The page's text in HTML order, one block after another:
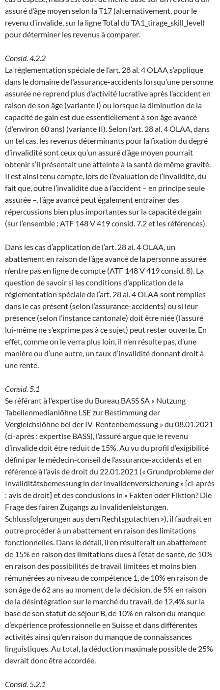
assuré d’âge moyen selon la T17 (alternativement, pour le
revenu d’invalide, sur la ligne Total du TA1_tirage_skill_level)
pour déterminer les revenus à comparer.
Consid. 4.2.2
La réglementation spéciale de l’art. 28 al. 4 OLAA s’applique
dans le domaine de l’assurance-accidents lorsqu’une personne
assurée ne reprend plus d’activité lucrative après l’accident en
raison de son âge (variante I) ou lorsque la diminution de la
capacité de gain est due essentiellement à son âge avancé
(d’environ 60 ans) (variante II). Selon l’art. 28 al. 4 OLAA, dans
un tel cas, les revenus déterminants pour la fixation du degré
d’invalidité sont ceux qu’un assuré d’âge moyen pourrait
obtenir s’il présentait une atteinte à la santé de même gravité.
Il est ainsi tenu compte, lors de l’évaluation de l’invalidité, du
fait que, outre l’invalidité due à l’accident – en principe seule
assurée –, l’âge avancé peut également entraîner des
répercussions bien plus importantes sur la capacité de gain
(sur l’ensemble : ATF 148 V 419 consid. 7.2 et les références).
Dans les cas d’application de l’art. 28 al. 4 OLAA, un
abattement en raison de l’âge avancé de la personne assurée
n’entre pas en ligne de compte (ATF 148 V 419 consid. 8). La
question de savoir si les conditions d’application de la
réglementation spéciale de l’art. 28 al. 4 OLAA sont remplies
dans le cas présent (selon l’assurance-accidents) ou si leur
présence (selon l’instance cantonale) doit être niée (l’assuré
lui-même ne s’exprime pas à ce sujet) peut rester ouverte. En
effet, comme on le verra plus loin, il n’en résulte pas, d’une
manière ou d’une autre, un taux d’invalidité donnant droit à
une rente.
Consid. 5.1
Se référant à l’expertise du Bureau BASS SA « Nutzung
Tabellenmedianlöhne LSE zur Bestimmung der
Vergleichslöhne bei der IV-Rentenbemessung » du 08.01.2021
(ci-après : expertise BASS), l’assuré argue que le revenu
d’invalide doit être réduit de 15%. Au vu du profil d’exigibilité
défini par le médecin-conseil de l’assurance-accidents et en
référence à l’avis de droit du 22.01.2021 (« Grundprobleme der
Invaliditätsbemessung in der Invalidenversicherung » [ci-après
: avis de droit] et des conclusions in « Fakten oder Fiktion? Die
Frage des fairen Zugangs zu Invalidenleistungen.
Schlussfolgerungen aus dem Rechtsgutachten »), il faudrait en
outre procéder à un abattement en raison des limitations
fonctionnelles. Dans le détail, il en résulterait un abattement
de 15% en raison des limitations dues à l’état de santé, de 10%
en raison des possibilités de travail limitées et moins bien
rémunérées au niveau de compétence 1, de 10% en raison de
son âge de 62 ans au moment de la décision, de 5% en raison
de la désintégration sur le marché du travail, de 12,4% sur la
base de son statut de séjour B, de 10% en raison du manque
d’expérience professionnelle en Suisse et dans différentes
activités ainsi qu’en raison du manque de connaissances
linguistiques. Au total, la déduction maximale possible de 25%
devrait donc être accordée.
Consid. 5.2.1